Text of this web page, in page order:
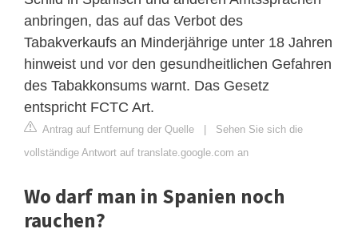
anbringen, das auf das Verbot des
Tabakverkaufs an Minderjährige unter 18 Jahren
hinweist und vor den gesundheitlichen Gefahren
des Tabakkonsums warnt. Das Gesetz
entspricht FCTC Art.
Antrag auf Entfernung der Quelle | Sehen Sie sich die
vollständige Antwort auf translate.google.com an
Wo darf man in Spanien noch
rauchen?